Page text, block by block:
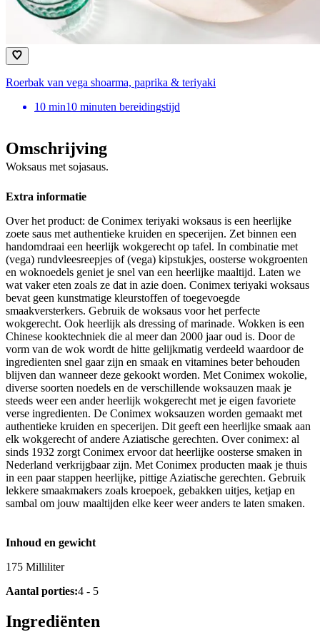
Roerbak van vega shoarma, paprika & teriyaki
10 min10 minuten bereidingstijd
Omschrijving
Woksaus met sojasaus.
Extra informatie
Over het product: de Conimex teriyaki woksaus is een heerlijke
zoete saus met authentieke kruiden en specerijen. Zet binnen een
handomdraai een heerlijk wokgerecht op tafel. In combinatie met
(vega) rundvleesreepjes of (vega) kipstukjes, oosterse wokgroenten
en woknoedels geniet je snel van een heerlijke maaltijd. Laten we
wat vaker eten zoals ze dat in azie doen. Conimex teriyaki woksaus
bevat geen kunstmatige kleurstoffen of toegevoegde
smaakversterkers. Gebruik de woksaus voor het perfecte
wokgerecht. Ook heerlijk als dressing of marinade. Wokken is een
Chinese kooktechniek die al meer dan 2000 jaar oud is. Door de
vorm van de wok wordt de hitte gelijkmatig verdeeld waardoor de
ingredienten snel gaar zijn en smaak en vitamines beter behouden
blijven dan wanneer deze gekookt worden. Met Conimex wokolie,
diverse soorten noedels en de verschillende woksauzen maak je
steeds weer een ander heerlijk wokgerecht met je eigen favoriete
verse ingredienten. De Conimex woksauzen worden gemaakt met
authentieke kruiden en specerijen. Dit geeft een heerlijke smaak aan
elk wokgerecht of andere Aziatische gerechten. Over conimex: al
sinds 1932 zorgt Conimex ervoor dat heerlijke oosterse smaken in
Nederland verkrijgbaar zijn. Met Conimex producten maak je thuis
in een paar stappen heerlijke, pittige Aziatische gerechten. Gebruik
lekkere smaakmakers zoals kroepoek, gebakken uitjes, ketjap en
sambal om jouw maaltijden elke keer weer anders te laten smaken.
Inhoud en gewicht
175 Milliliter
Aantal porties:4 - 5
Ingrediënten